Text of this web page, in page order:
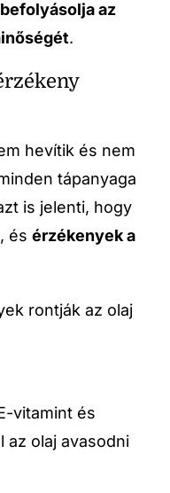
az
.
hevítik és nem
tápanyaga
is jelenti, hogy
, ésérzékenyek a
rontják az olaj
vitamint és
az olaj avasodni